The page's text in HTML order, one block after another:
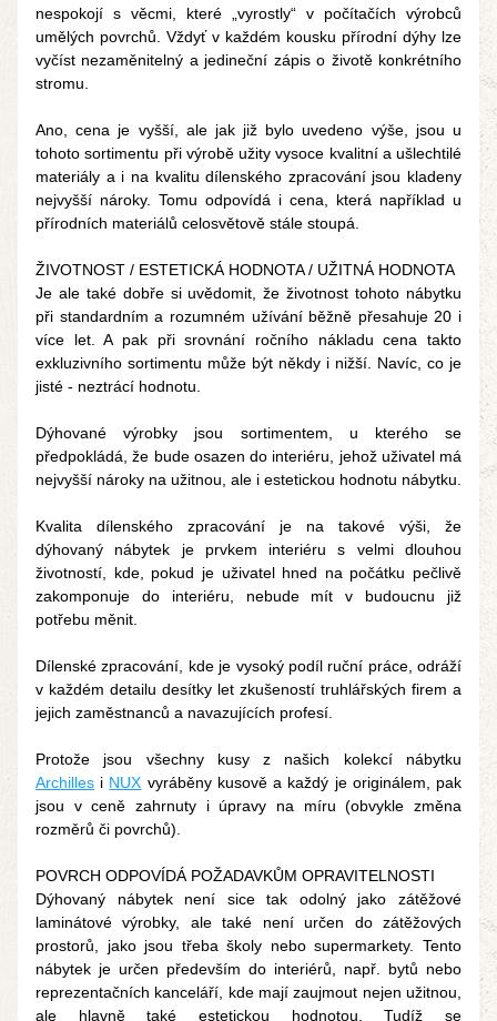
nespokojí s věcmi, které „vyrostly“ v počítačích výrobců
umělých povrchů. Vždyť v každém kousku přírodní dýhy lze
vyčíst nezaměnitelný a jedineční zápis o životě konkrétního
stromu.
Ano, cena je vyšší, ale jak již bylo uvedeno výše, jsou u
tohoto sortimentu při výrobě užity vysoce kvalitní a ušlechtilé
materiály a i na kvalitu dílenského zpracování jsou kladeny
nejvyšší nároky. Tomu odpovídá i cena, která například u
přírodních materiálů celosvětově stále stoupá.
ŽIVOTNOST / ESTETICKÁ HODNOTA / UŽITNÁ HODNOTA
Je ale také dobře si uvědomit, že životnost tohoto nábytku
při standardním a rozumném užívání běžně přesahuje 20 i
více let. A pak při srovnání ročního nákladu cena takto
exkluzivního sortimentu může být někdy i nižší. Navíc, co je
jisté - neztrácí hodnotu.
Dýhované výrobky jsou sortimentem, u kterého se
předpokládá, že bude osazen do interiéru, jehož uživatel má
nejvyšší nároky na užitnou, ale i estetickou hodnotu nábytku.
Kvalita dílenského zpracování je na takové výši, že
dýhovaný nábytek je prvkem interiéru s velmi dlouhou
životností, kde, pokud je uživatel hned na počátku pečlivě
zakomponuje do interiéru, nebude mít v budoucnu již
potřebu měnit.
Dílenské zpracování, kde je vysoký podíl ruční práce, odráží
v každém detailu desítky let zkušeností truhlářských firem a
jejich zaměstnanců a navazujících profesí.
Archilles i NUX vyráběny kusově a každý je originálem, pak
jsou v ceně zahrnuty i úpravy na míru (obvykle změna
rozměrů či povrchů).
POVRCH ODPOVÍDÁ POŽADAVKŮM OPRAVITELNOSTI
Dýhovaný nábytek není sice tak odolný jako zátěžové
laminátové výrobky, ale také není určen do zátěžových
prostorů, jako jsou třeba školy nebo supermarkety. Tento
nábytek je určen především do interiérů, např. bytů nebo
reprezentačních kanceláří, kde mají zaujmout nejen užitnou,
ale hlavně také estetickou hodnotou. Tudíž se